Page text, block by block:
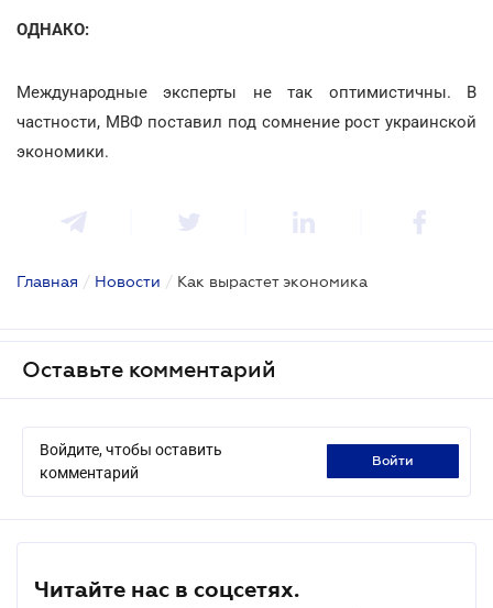
ОДНАКО:
Международные эксперты не так оптимистичны. В
частности, МВФ поставил под сомнение рост украинской
экономики.
Главная / Новости / Как вырастет экономика
Оставьте комментарий
Войдите, чтобы оставить
комментарий
войти
Читайте нас в соцсетях.